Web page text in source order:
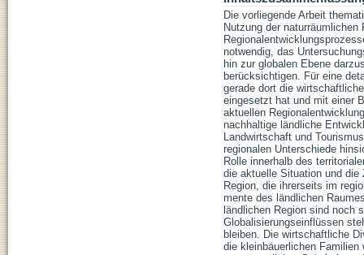
Die vorliegende Arbeit
Nutzung der
notwendig, das
hin zur globalen Ebene
berücksichtigen. Für eine
gerade dort die
eingesetzt hat und mit einer
aktuellen
nachhaltige ländliche
Landwirtschaft und
regionalen Unterschiede
Rolle innerhalb des
die aktuelle Situation und die
Region, die ihrerseits im
mente des ländlichen
ländlichen Region sind noch
Globalisierungseinflüssen
bleiben. Die wirtschaftliche
die kleinbäuerlichen